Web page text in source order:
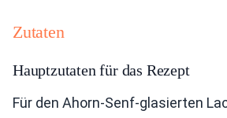
Zutaten
Hauptzutaten für das Rezept
Für den Ahorn-Senf-glasierten